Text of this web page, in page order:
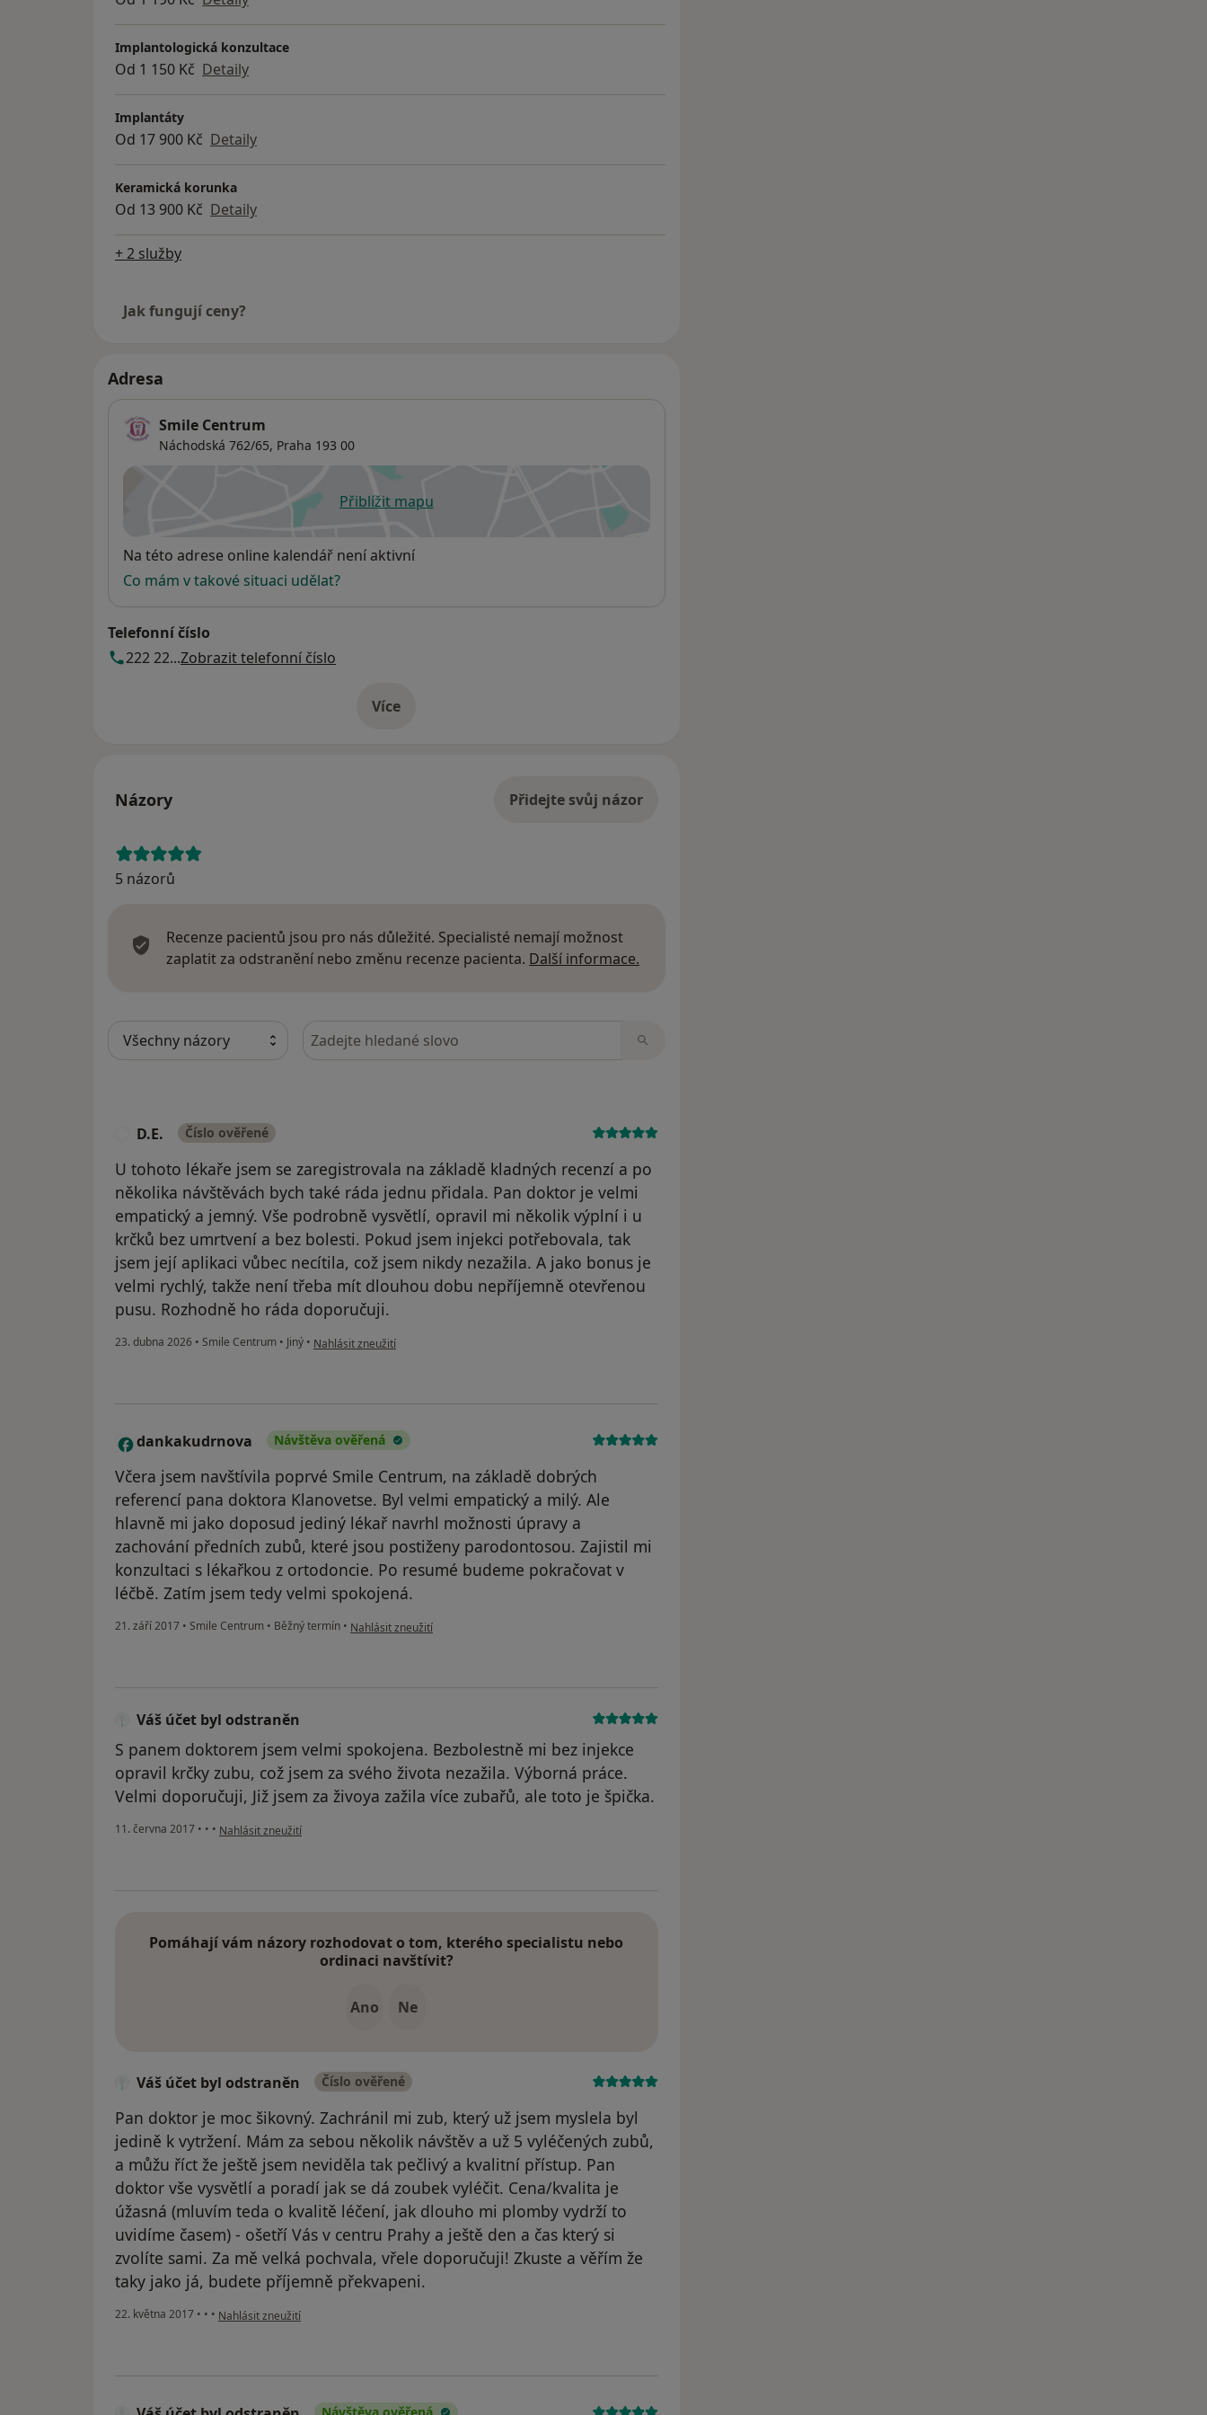
Implantologická konzultace
Od 1 150 Kč Detaily
Implantáty
Od 17 900 Kč Detaily
Keramická korunka
Od 13 900 Kč Detaily
+ 2 služby
Jak fungují ceny?
Adresa
Smile Centrum
Náchodská 762/65, Praha 193 00
Přiblížit mapuse otevře v nové záložce
Dostupnost
Na této adrese online kalendář není aktivní
Co mám v takové situaci udělat?
Telefonní číslo
222 22...Zobrazit telefonní číslo
Víceo adrese
Názory Přidejte svůj názor
5 názorů
Recenze pacientů jsou pro nás důležité. Specialisté nemají možnost
zaplatit za odstranění nebo změnu recenze pacienta. Další informace.
Hledejte v názorech
D.E. Číslo ověřené
U tohoto lékaře jsem se zaregistrovala na základě kladných recenzí a po
několika návštěvách bych také ráda jednu přidala. Pan doktor je velmi
empatický a jemný. Vše podrobně vysvětlí, opravil mi několik výplní i u
krčků bez umrtvení a bez bolesti. Pokud jsem injekci potřebovala, tak
jsem její aplikaci vůbec necítila, což jsem nikdy nezažila. A jako bonus je
velmi rychlý, takže není třeba mít dlouhou dobu nepříjemně otevřenou
pusu. Rozhodně ho ráda doporučuji.
23. dubna 2026 • Smile Centrum • Jiný • podle názoru uživatele D.E.
Nahlásit zneužití
D dankakudrnova Návštěva ověřená
Včera jsem navštívila poprvé Smile Centrum, na základě dobrých
referencí pana doktora Klanovetse. Byl velmi empatický a milý. Ale
hlavně mi jako doposud jediný lékař navrhl možnosti úpravy a
zachování předních zubů, které jsou postiženy parodontosou. Zajistil mi
konzultaci s lékařkou z ortodoncie. Po resumé budeme pokračovat v
léčbě. Zatím jsem tedy velmi spokojená.
21. září 2017 • Smile Centrum • Běžný termín • podle názoru uživatele dankakudrnova
Nahlásit zneužití
Váš účet byl odstraněn
S panem doktorem jsem velmi spokojena. Bezbolestně mi bez injekce
opravil krčky zubu, což jsem za svého života nezažila. Výborná práce.
Velmi doporučuji, Již jsem za živoya zažila více zubařů, ale toto je špička.
11. června 2017 • • • podle názoru uživatele Váš účet byl odstraněn
Nahlásit zneužití
Pomáhají vám názory rozhodovat o tom, kterého specialistu nebo
ordinaci navštívit?
Ano Ne
Váš účet byl odstraněn Číslo ověřené
Pan doktor je moc šikovný. Zachránil mi zub, který už jsem myslela byl
jedině k vytržení. Mám za sebou několik návštěv a už 5 vyléčených zubů,
a můžu říct že ještě jsem neviděla tak pečlivý a kvalitní přístup. Pan
doktor vše vysvětlí a poradí jak se dá zoubek vyléčit. Cena/kvalita je
úžasná (mluvím teda o kvalitě léčení, jak dlouho mi plomby vydrží to
uvidíme časem) - ošetří Vás v centru Prahy a ještě den a čas který si
zvolíte sami. Za mě velká pochvala, vřele doporučuji! Zkuste a věřím že
taky jako já, budete příjemně překvapeni.
22. května 2017 • • • podle názoru uživatele Váš účet byl odstraněn
Nahlásit zneužití